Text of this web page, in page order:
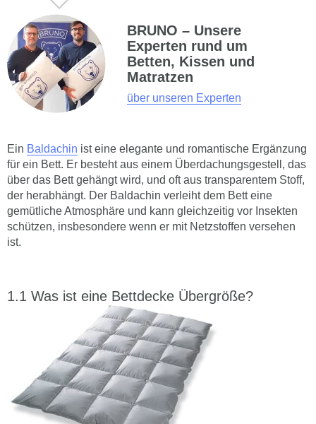
BRUNO – Unsere
Experten rund um
Betten, Kissen und
Matratzen
über unseren Experten
Ein Baldachin ist eine elegante und romantische Ergänzung
für ein Bett. Er besteht aus einem Überdachungsgestell, das
über das Bett gehängt wird, und oft aus transparentem Stoff,
der herabhängt. Der Baldachin verleiht dem Bett eine
gemütliche Atmosphäre und kann gleichzeitig vor Insekten
schützen, insbesondere wenn er mit Netzstoffen versehen
ist.
Was ist eine Bettdecke Übergröße?